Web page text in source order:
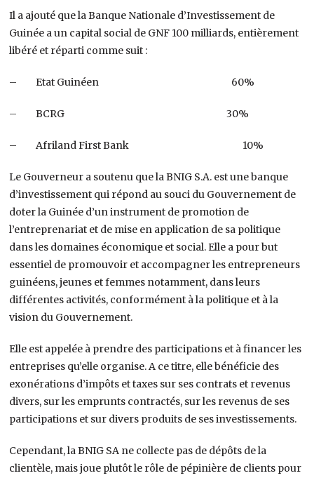
Il a ajouté que la Banque Nationale d’Investissement de
Guinée a un capital social de GNF 100 milliards, entièrement
libéré et réparti comme suit :
– Etat Guinéen 60%
– BCRG 30%
– Afriland First Bank 10%
Le Gouverneur a soutenu que la BNIG S.A. est une banque
d’investissement qui répond au souci du Gouvernement de
doter la Guinée d’un instrument de promotion de
l’entreprenariat et de mise en application de sa politique
dans les domaines économique et social. Elle a pour but
essentiel de promouvoir et accompagner les entrepreneurs
guinéens, jeunes et femmes notamment, dans leurs
différentes activités, conformément à la politique et à la
vision du Gouvernement.
Elle est appelée à prendre des participations et à financer les
entreprises qu’elle organise. A ce titre, elle bénéficie des
exonérations d’impôts et taxes sur ses contrats et revenus
divers, sur les emprunts contractés, sur les revenus de ses
participations et sur divers produits de ses investissements.
Cependant, la BNIG SA ne collecte pas de dépôts de la
clientèle, mais joue plutôt le rôle de pépinière de clients pour